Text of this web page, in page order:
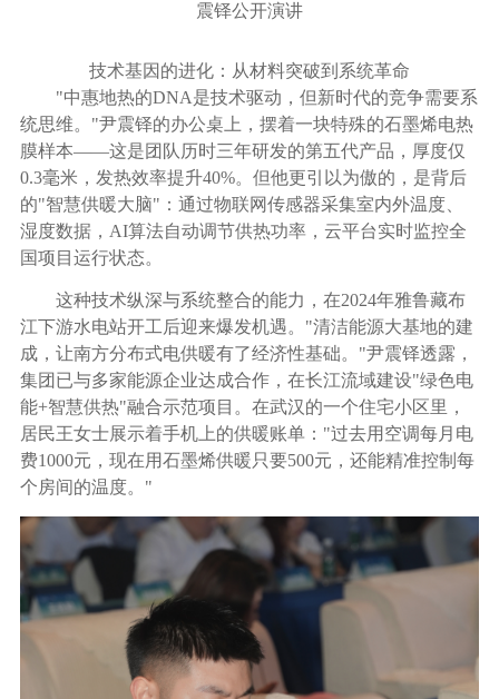
震铎公开演讲
技术基因的进化：从材料突破到系统革命
"中惠地热的DNA是技术驱动，但新时代的竞争需要系
统思维。"尹震铎的办公桌上，摆着一块特殊的石墨烯电热
膜样本——这是团队历时三年研发的第五代产品，厚度仅
0.3毫米，发热效率提升40%。但他更引以为傲的，是背后
的"智慧供暖大脑"：通过物联网传感器采集室内外温度、
湿度数据，AI算法自动调节供热功率，云平台实时监控全
国项目运行状态。
这种技术纵深与系统整合的能力，在2024年雅鲁藏布
江下游水电站开工后迎来爆发机遇。"清洁能源大基地的建
成，让南方分布式电供暖有了经济性基础。"尹震铎透露，
集团已与多家能源企业达成合作，在长江流域建设"绿色电
能+智慧供热"融合示范项目。在武汉的一个住宅小区里，
居民王女士展示着手机上的供暖账单："过去用空调每月电
费1000元，现在用石墨烯供暖只要500元，还能精准控制每
个房间的温度。"